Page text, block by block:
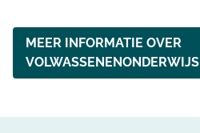
MEER INFORMATIE OVER
VOLWASSENENONDERWIJS